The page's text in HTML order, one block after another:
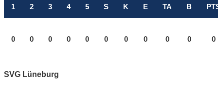
1 2 3 4 5 S K E TA B
0 0 0 0 0 0 0 0 0 0 0
SVG Lüneburg